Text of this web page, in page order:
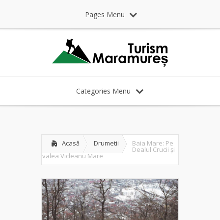
Pages Menu
Categories Menu
Acasă Drumetii Baia Mare: Pe
Dealul Crucii și
valea Vicleanu Mare